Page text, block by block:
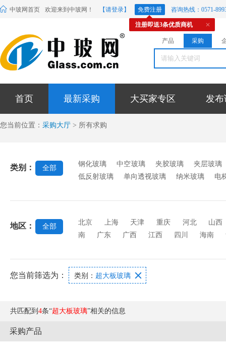
中玻网首页 欢迎来到中玻网！ 【请登录】 免费注册 咨询热线：0571-
注册即送3条优质商机
产品 采购
首页 最新采购 大买家专区 发布
您当前位置： 采购大厅 > 所有求购
类别： 全部
钢化玻璃 中空玻璃 夹胶玻璃
夹层玻璃
低反射玻璃
单向透视玻璃 纳米玻璃
电
砸玻璃
电子玻璃 台阶玻璃 中空百叶玻
地区： 全部
北京 上海 天津 重庆 河北
山西
南
广东 广西 江西 四川 海南
您当前筛选为： 类别： 超大板玻璃 
共匹配到 4条“超大板玻璃”相关的信息
采购产品